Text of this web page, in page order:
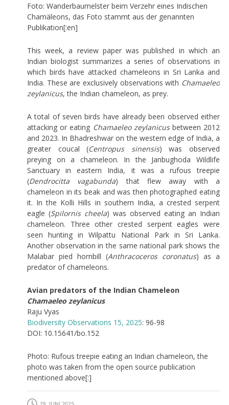
Foto: Wanderbaumelster beim Verzehr eines Indischen
Chamäleons, das Foto stammt aus der genannten
Publikation[:en]
This week, a review paper was published in which an
Indian biologist summarizes a series of observations in
which birds have attacked chameleons in Sri Lanka and
India. These are exclusively observations with Chamaeleo
zeylanicus, the Indian chameleon, as prey.
A total of seven birds have already been observed either
attacking or eating Chamaeleo zeylanicusbetween 2012
and 2023. In Bhadreshwar on the western edge of India, a
greater coucal (Centropus sinensis) was observed
preying on a chameleon. In the Janbughoda Wildlife
Sanctuary in eastern India, it was a rufous treepie
(Dendrocitta vagabunda) that flew away with a
chameleon in its beak and was then photographed eating
it. In the Kolli Hills in southern India, a crested serpent
eagle (Spilornis cheela) was observed eating an Indian
chameleon. Three other crested serpent eagles were
seen hunting in Wilpattu National Park in Sri Lanka.
Another observation in the same national park shows the
Malabar pied hornbill (Anthracoceros coronatus) as a
predator of chameleons.
Avian predators of the Indian Chameleon
Chamaeleo zeylanicus
Raju Vyas
Biodiversity Observations 15, 2025: 96-98
DOI: 10.15641/bo.152
Photo: Rufous treepie eating an Indian chameleon, the
photo was taken from the open source publication
mentioned above[:]